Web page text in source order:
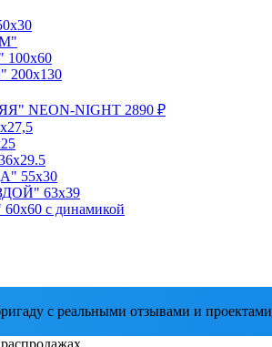
200х130
NEON-NIGHT 2890 ₽
55х30
63х39
с динамикой
с реальными отзывами и проектами